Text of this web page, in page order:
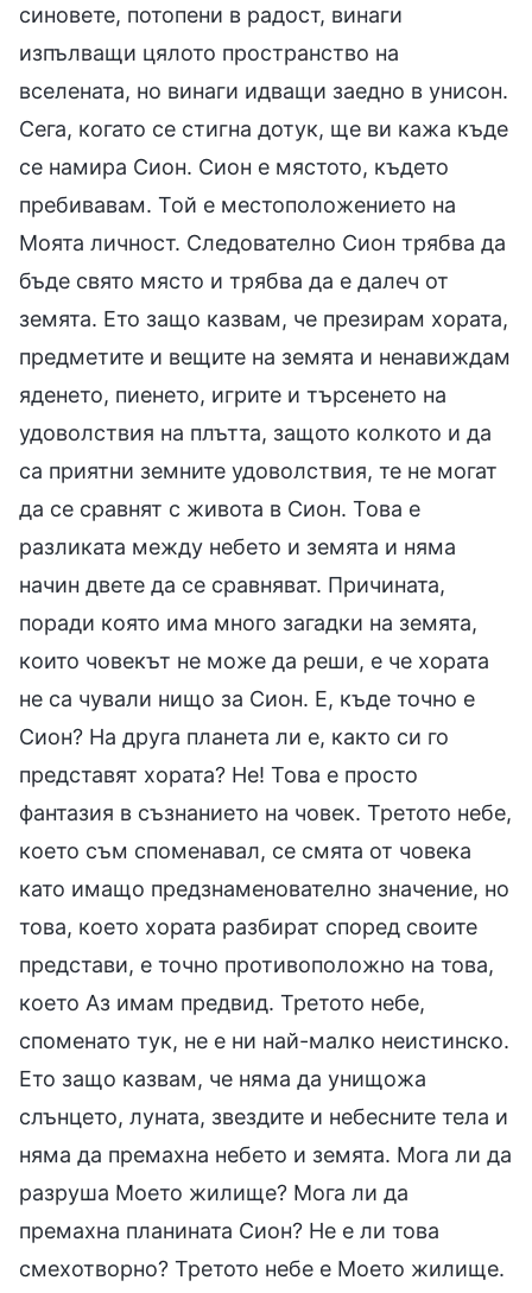
синовете, потопени в радост, винаги
изпълващи цялото пространство на
вселената, но винаги идващи заедно в унисон.
Сега, когато се стигна дотук, ще ви кажа къде
се намира Сион. Сион е мястото, където
пребивавам. Той е местоположението на
Моята личност. Следователно Сион трябва да
бъде свято място и трябва да е далеч от
земята. Ето защо казвам, че презирам хората,
предметите и вещите на земята и ненавиждам
яденето, пиенето, игрите и търсенето на
удоволствия на плътта, защото колкото и да
са приятни земните удоволствия, те не могат
да се сравнят с живота в Сион. Това е
разликата между небето и земята и няма
начин двете да се сравняват. Причината,
поради която има много загадки на земята,
които човекът не може да реши, е че хората
не са чували нищо за Сион. Е, къде точно е
Сион? На друга планета ли е, както си го
представят хората? Не! Това е просто
фантазия в съзнанието на човек. Третото небе,
което съм споменавал, се смята от човека
като имащо предзнаменователно значение, но
това, което хората разбират според своите
представи, е точно противоположно на това,
което Аз имам предвид. Третото небе,
споменато тук, не е ни най-малко неистинско.
Ето защо казвам, че няма да унищожа
слънцето, луната, звездите и небесните тела и
няма да премахна небето и земята. Мога ли да
разруша Моето жилище? Мога ли да
премахна планината Сион? Не е ли това
смехотворно? Третото небе е Моето жилище.